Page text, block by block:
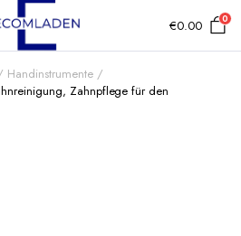
€0.00 0
Handinstrumente
Zahnpflege für den